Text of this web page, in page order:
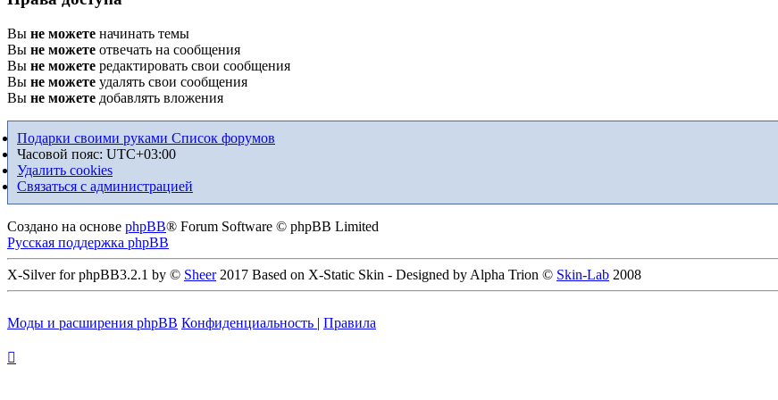
Вы не можете начинать темы
Вы не можете отвечать на сообщения
Вы не можете редактировать свои сообщения
Вы не можете удалять свои сообщения
Вы не можете добавлять вложения
Подарки своими руками Список форумов
Часовой пояс: UTC+03:00
Удалить cookies
Связаться с администрацией
Создано на основе phpBB® Forum Software © phpBB Limited
Русская поддержка phpBB
X-Silver for phpBB3.2.1 by © Sheer2017 Based on X-Static Skin - Designed by Alpha Trion © Skin-Lab 2008
Моды и расширения phpBB Конфиденциальность | Правила